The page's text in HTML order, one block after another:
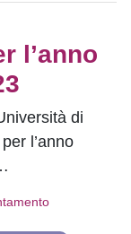
l’anno
di
l’anno